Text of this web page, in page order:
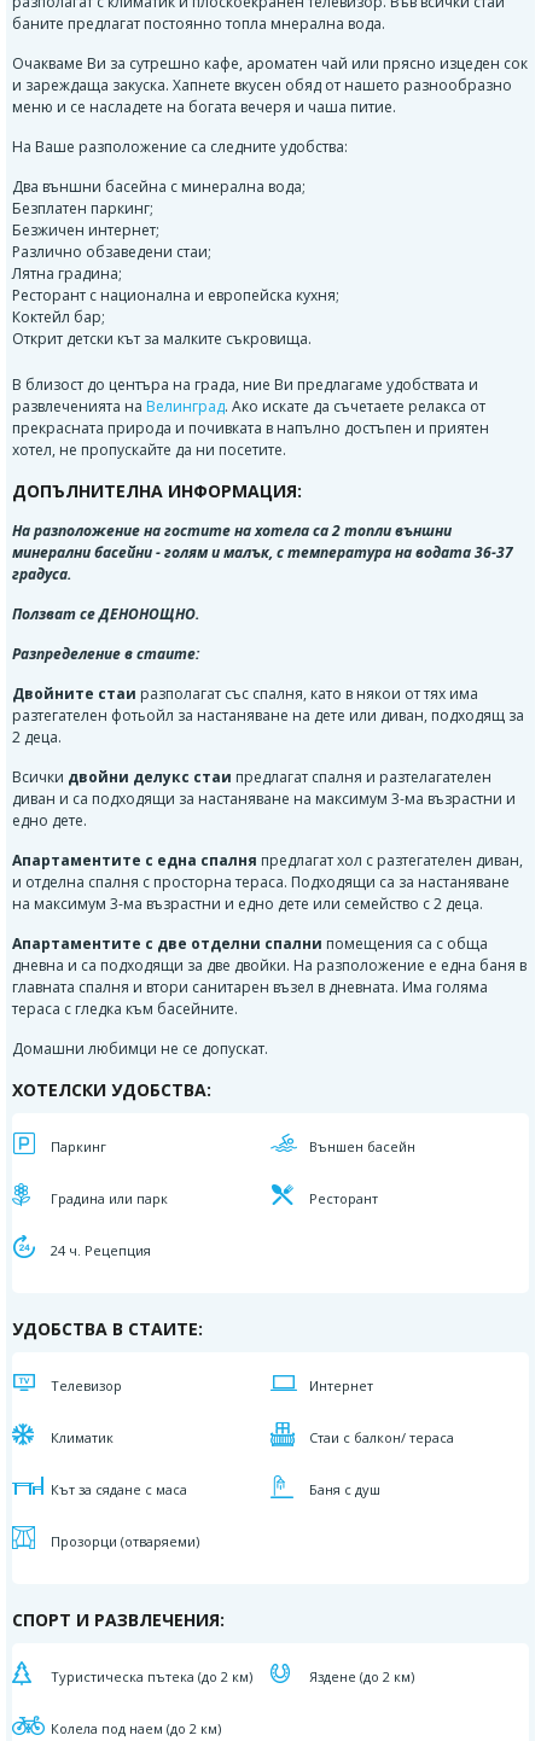
баните предлагат постоянно топла мнерална вода.
Очакваме Ви за сутрешно кафе, ароматен чай или прясно изцеден сок
и зареждаща закуска. Хапнете вкусен обяд от нашето разнообразно
меню и се насладете на богата вечеря и чаша питие.
На Ваше разположение са следните удобства:
Два външни басейна с минерална вода;
Безплатен паркинг;
Безжичен интернет;
Различно обзаведени стаи;
Лятна градина;
Ресторант с национална и европейска кухня;
Коктейл бар;
Открит детски кът за малките съкровища.
В близост до центъра на града, ние Ви предлагаме удобствата и
развлеченията на Велинград. Ако искате да съчетаете релакса от
прекрасната природа и почивката в напълно достъпен и приятен
хотел, не пропускайте да ни посетите.
ДОПЪЛНИТЕЛНА ИНФОРМАЦИЯ:
На разположение на гостите на хотела са 2 топли външни
минерални басейни - голям и малък, с температура на водата 36-37
градуса.
Ползват се ДЕНОНОЩНО.
Разпределение в стаите:
Двойните стаи разполагат със спалня, като в някои от тях има
разтегателен фотьойл за настаняване на дете или диван, подходящ за
2 деца.
Всички двойни делукс стаи предлагат спалня и разтелагателен
диван и са подходящи за настаняване на максимум 3-ма възрастни и
едно дете.
Апартаментите с една спалня предлагат хол с разтегателен диван,
и отделна спалня с просторна тераса. Подходящи са за настаняване
на максимум 3-ма възрастни и едно дете или семейство с 2 деца.
Апартаментите с две отделни спални помещения са с обща
дневна и са подходящи за две двойки. На разположение е една баня в
главната спалня и втори санитарен възел в дневната. Има голяма
тераса с гледка към басейните.
Домашни любимци не се допускат.
ХОТЕЛСКИ УДОБСТВА:
Паркинг Външен басейн
Градина или парк Ресторант
24 ч. Рецепция
УДОБСТВА В СТАИТЕ:
Телевизор Интернет
Климатик Стаи с балкон/ тераса
Кът за сядане с маса Баня с душ
Прозорци (отваряеми)
СПОРТ И РАЗВЛЕЧЕНИЯ:
Туристическа пътека (до 2 км) Яздене (до 2 км)
Колела под наем (до 2 км)